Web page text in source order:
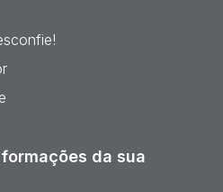
da sua